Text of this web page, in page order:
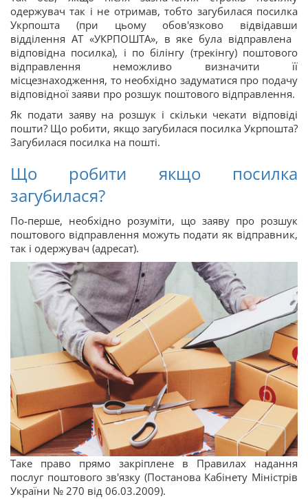
одержувач так і не отримав, тобто загубилася посилка
Укрпошта (при цьому обов'язково відвідавши
відділення АТ «УКРПОШТА», в яке була відправлена ​​
відповідна посилка), і по білінгу (трекінгу) поштового
відправлення неможливо визначити її
місцезнаходження, то необхідно задуматися про подачу
відповідної заяви про розшук поштового відправлення.
Як подати заяву на розшук і скільки чекати відповіді
пошти? Що робити, якщо загубилася посилка Укрпошта?
Загубилася посилка на пошті.
Що робити якщо посилка
загубилася?
По-перше, необхідно розуміти, що заяву про розшук
поштового відправлення можуть подати як відправник,
так і одержувач (адресат).
Таке право прямо закріплене в Правилах надання
послуг поштового зв'язку (Постанова Кабінету Міністрів
України № 270 від 06.03.2009).